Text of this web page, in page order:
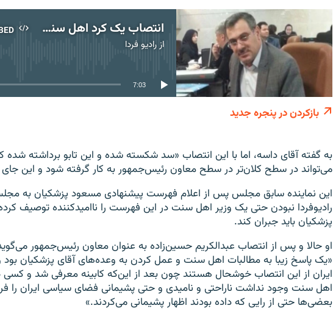
انتصاب یک کرد اهل سنت به معاونت ریاست‌جمهوری در گفتگو با حاصل داسه
ازرادیو فردا
No media source currently available
7:03
بازکردن در پنجره جدید
به گفته آقای داسه، اما با این انتصاب «سد شکسته شده و این تابو برداشته
می‌تواند در سطح کلان‌تر در سطح معاون رئیس‌جمهور به کار گرفته شود و این
این نماینده سابق مجلس پس از اعلام فهرست پیشنهادی مسعود پزشکیان به
رادیوفردا نبودن حتی یک وزیر اهل سنت در این فهرست را ناامیدکننده توصیف
پزشکیان باید جبران کند.
او حالا و پس از انتصاب عبدالکریم حسین‌زاده به عنوان معاون رئیس‌جمهور
«یک پاسخ زیبا به مطالبات اهل سنت و عمل کردن به وعده‌های آقای پزشکیان
ایران از این انتصاب خوشحال هستند چون بعد از این‌که کابینه معرفی شد و کسی
اهل سنت وجود نداشت ناراحتی و نامیدی و حتی پشیمانی فضای سیاسی ایران را
بعضی‌ها حتی از رایی که داده بودند اظهار پشیمانی می‌کردند.»